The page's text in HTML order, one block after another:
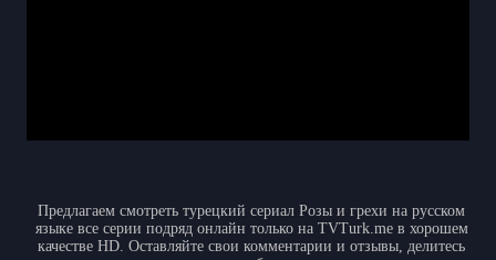
Предлагаем смотреть турецкий сериал Розы и грехи на русском
языке все серии подряд онлайн только на TVTurk.me в хорошем
качестве HD. Оставляйте свои комментарии и отзывы, делитесь